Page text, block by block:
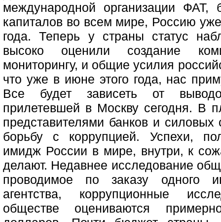
международной организации
капиталов во всем мире, Россию
года. Теперь у страны статус
высоко оценили создание
мониторингу, и общие усилия
что уже в июне этого года, нас
Все будет зависеть от
прилетевшей в Москву сегодня. В
представителями банков и силовых
борьбу с коррупцией. Успехи,
имидж России в мире, внутри, к
делают. Недавнее исследование
проводимое по заказу одного
агентства, коррупционные
обществе оцениваются